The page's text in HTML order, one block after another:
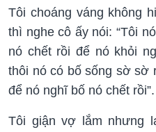
Tôi choáng váng không
thì nghe cô ấy nói: “Tôi
nó chết rồi để nó khỏi
thôi nó có bố sống sờ sờ
để nó nghĩ bố nó chết rồi”.
Tôi giận vợ lắm nhưng